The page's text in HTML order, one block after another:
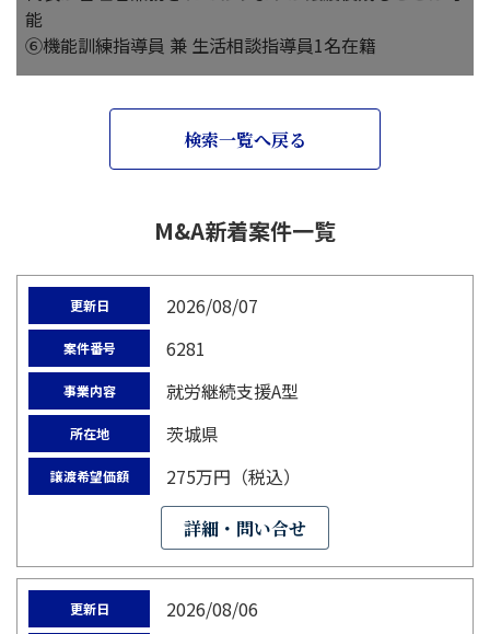
能
⑥機能訓練指導員 兼 生活相談指導員1名在籍
検索一覧へ戻る
M&A新着案件一覧
更新日 2026/08/07
案件番号 6281
事業内容 就労継続支援A型
所在地 茨城県
譲渡希望価額 275万円（税込）
詳細・問い合せ
更新日 2026/08/06